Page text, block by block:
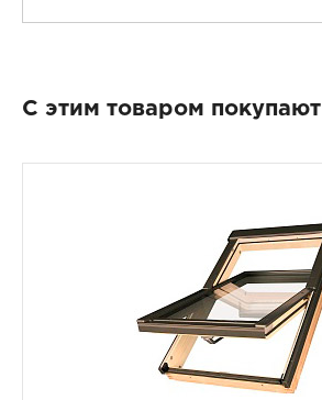
С этим товаром покупают